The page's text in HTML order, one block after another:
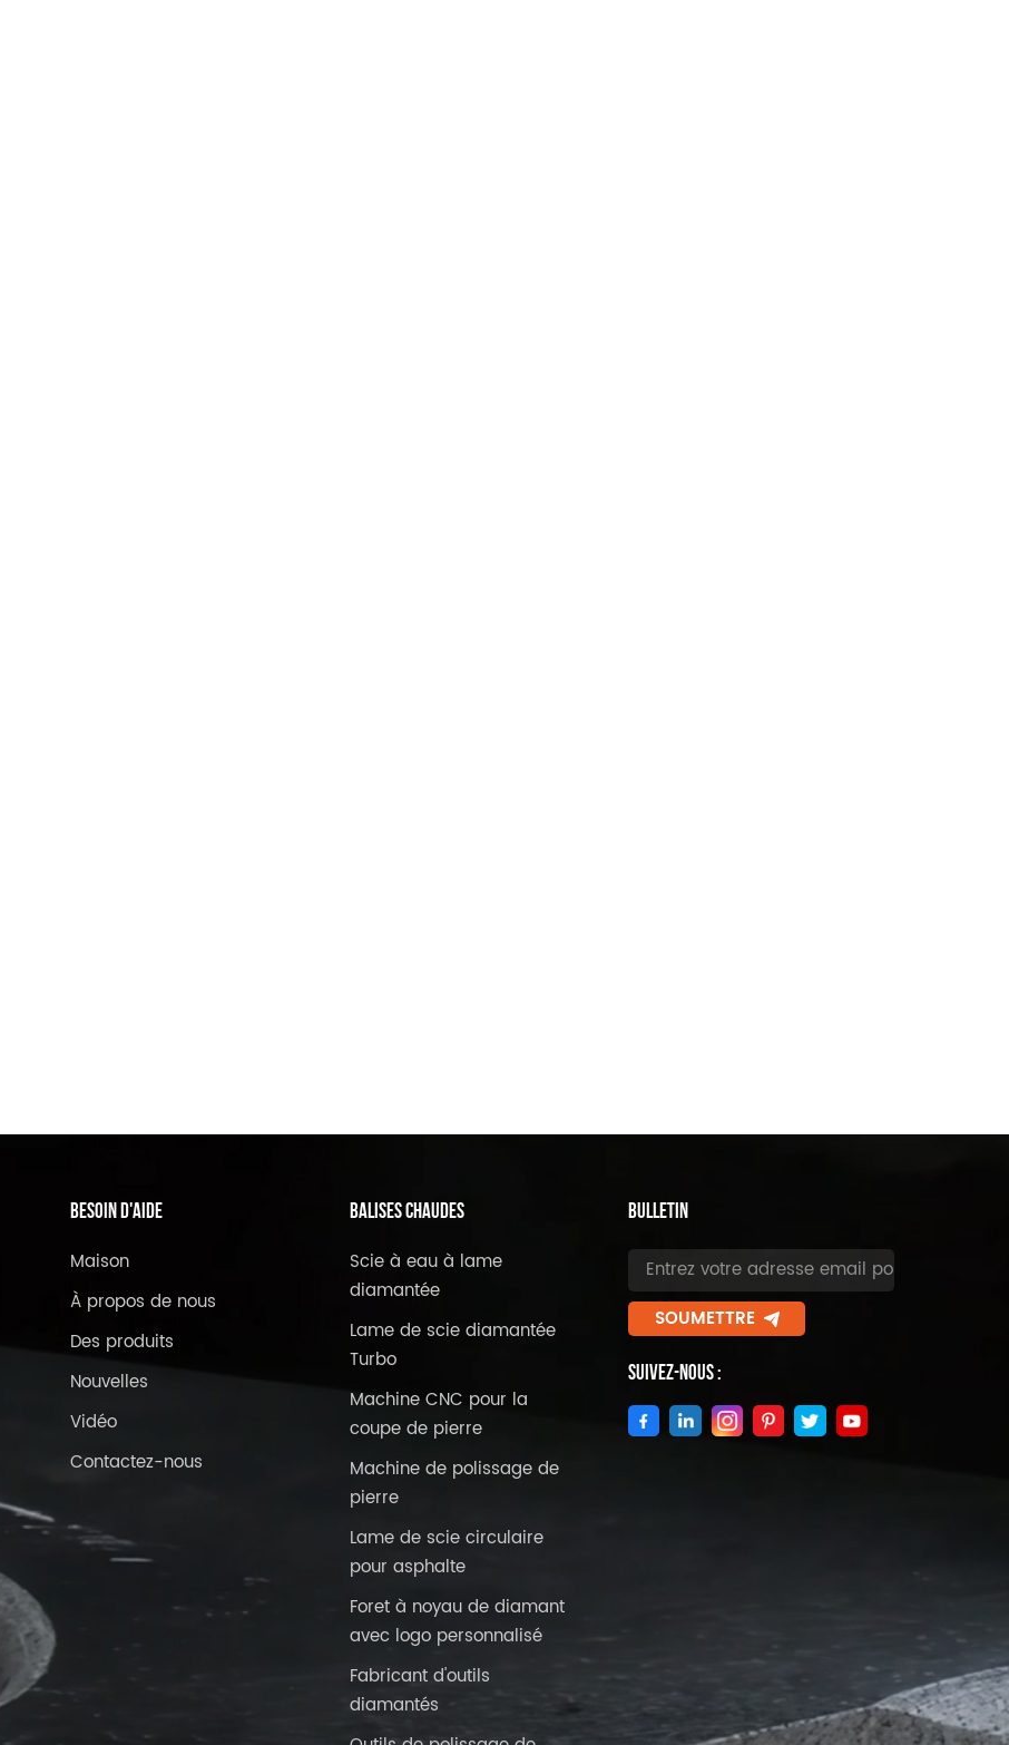
BESOIN D'AIDE
Maison
À propos de nous
Des produits
Nouvelles
Vidéo
Contactez-nous
Balises Chaudes
Scie à eau à lame
diamantée
Lame de scie diamantée
Turbo
Machine CNC pour la
coupe de pierre
Machine de polissage de
pierre
Lame de scie circulaire
pour asphalte
Foret à noyau de diamant
avec logo personnalisé
Fabricant d'outils
diamantés
BULLETIN
SOUMETTRE
Suivez-Nous :